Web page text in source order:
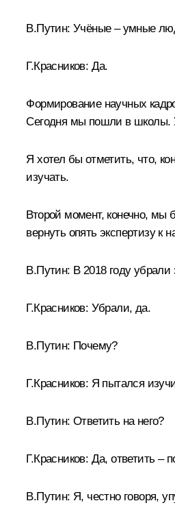
В.Путин: Учёные – умные
Г.Красников: Да.
Формирование научных
Сегодня мы пошли в школы.
Я хотел бы отметить, что,
изучать.
Второй момент, конечно, мы
вернуть опять экспертизу
В.Путин: В 2018 году убрали
Г.Красников: Убрали, да.
В.Путин: Почему?
Г.Красников: Я пытался
В.Путин: Ответить на него?
Г.Красников: Да, ответить –
В.Путин: Я, честно говоря,